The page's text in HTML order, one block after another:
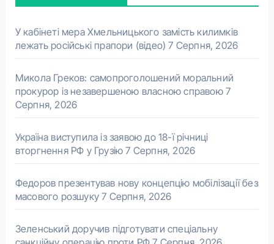
У кабінеті мера Хмельницького замість килимків
лежать російські прапори (відео) 7 Серпня, 2026
Микола Греков: самопроголошений моральний
прокурор із незавершеною власною справою 7
Серпня, 2026
Україна виступила із заявою до 18-ї річниці
вторгнення РФ у Грузію 7 Серпня, 2026
Федоров презентував нову концепцію мобілізації без
масового розшуку 7 Серпня, 2026
Зеленський доручив підготувати спеціальну